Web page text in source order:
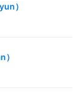
）